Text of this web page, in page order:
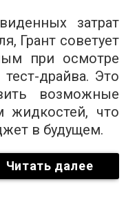
затрат
Грант советует
при осмотре
драйва. Это
возможные
жидкостей, что
в будущем.
Читать далее